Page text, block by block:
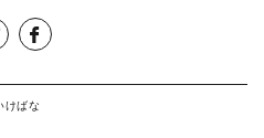
けばな